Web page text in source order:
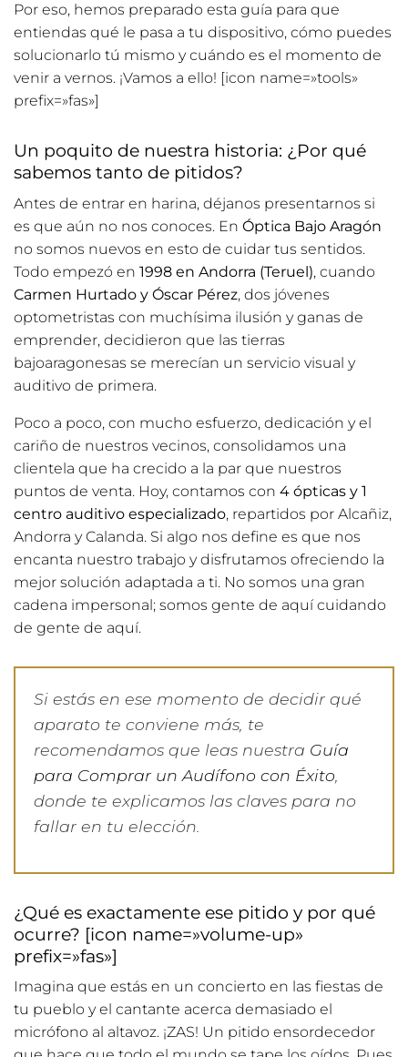
Por eso, hemos preparado esta guía para que
entiendas qué le pasa a tu dispositivo, cómo puedes
solucionarlo tú mismo y cuándo es el momento de
venir a vernos. ¡Vamos a ello! [icon name=»tools»
prefix=»fas»]
Un poquito de nuestra historia: ¿Por qué
sabemos tanto de pitidos?
Antes de entrar en harina, déjanos presentarnos si
es que aún no nos conoces. En Óptica Bajo Aragón
no somos nuevos en esto de cuidar tus sentidos.
Todo empezó en 1998 en Andorra (Teruel), cuando
Carmen Hurtado y Óscar Pérez, dos jóvenes
optometristas con muchísima ilusión y ganas de
emprender, decidieron que las tierras
bajoaragonesas se merecían un servicio visual y
auditivo de primera.
Poco a poco, con mucho esfuerzo, dedicación y el
cariño de nuestros vecinos, consolidamos una
clientela que ha crecido a la par que nuestros
puntos de venta. Hoy, contamos con 4 ópticas y 1
centro auditivo especializado, repartidos por Alcañiz,
Andorra y Calanda. Si algo nos define es que nos
encanta nuestro trabajo y disfrutamos ofreciendo la
mejor solución adaptada a ti. No somos una gran
cadena impersonal; somos gente de aquí cuidando
de gente de aquí.
Si estás en ese momento de decidir qué
aparato te conviene más, te
recomendamos que leas nuestra Guía
para Comprar un Audífono con Éxito
donde te explicamos las claves para no
fallar en tu elección.
¿Qué es exactamente ese pitido y por qué
ocurre? [icon name=»volume-up»
prefix=»fas»]
Imagina que estás en un concierto en las fiestas de
tu pueblo y el cantante acerca demasiado el
micrófono al altavoz. ¡ZAS! Un pitido ensordecedor